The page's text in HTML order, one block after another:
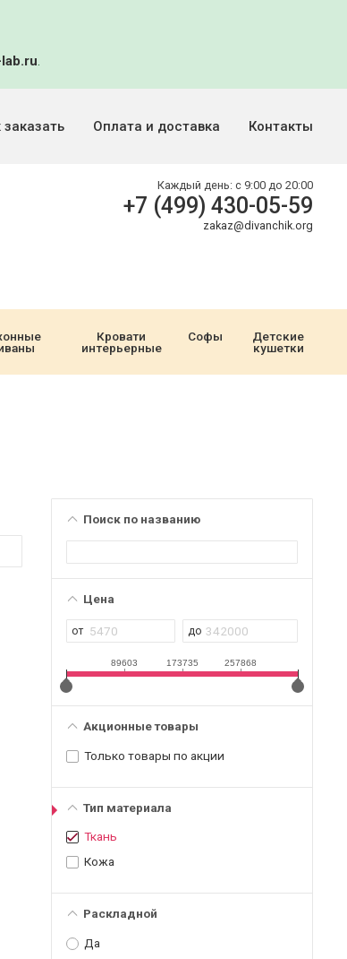
.
заказать Оплата и доставка Контакты
Каждый день: с 9:00 до 20:00
+7 (499) 430-05-59
zakaz@divanchik.org
Кровати
интерьерные
Софы
Детские
кушетки
Поиск по названию
Цена
89603 173735 257868
Акционные товары
Только товары по акции
Тип материала
Ткань
Кожа
Раскладной
Да